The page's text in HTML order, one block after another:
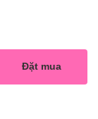
Đặt mua